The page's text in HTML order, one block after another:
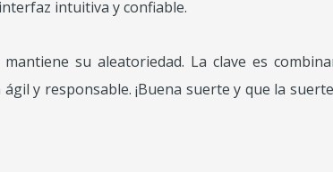
intuitiva y confiable.
su aleatoriedad. La clave es
y responsable. ¡Buena suerte y que la